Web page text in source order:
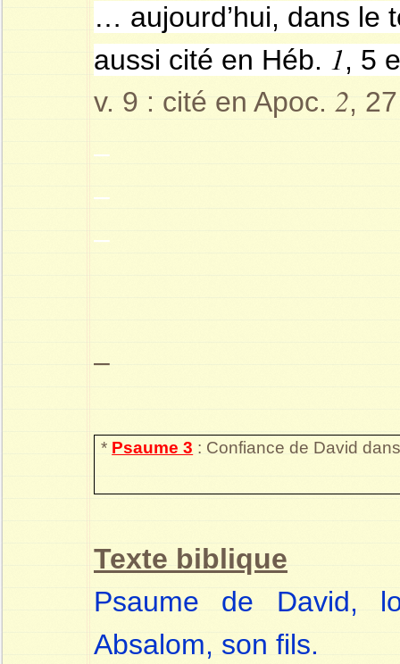
… aujourd’hui, dans le
aussi cité en Héb. 1, 5
v. 9 : cité en Apoc. 2, 27
–
–
–
–
* Psaume 3 : Confiance de David
Texte biblique
Psaume de David,
Absalom, son fils.